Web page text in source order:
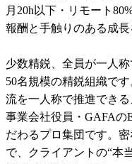
月20h以下・リモート
報酬と手触りのある成長
少数精鋭、全員が一人称
50名規模の精鋭組織で
流を一人称で推進でき
事業会社役員・GAFAの
だわるプロ集団です。
で、クライアントの“本